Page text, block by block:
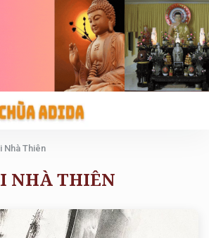
Nhà Thiên
NHÀ THIÊN